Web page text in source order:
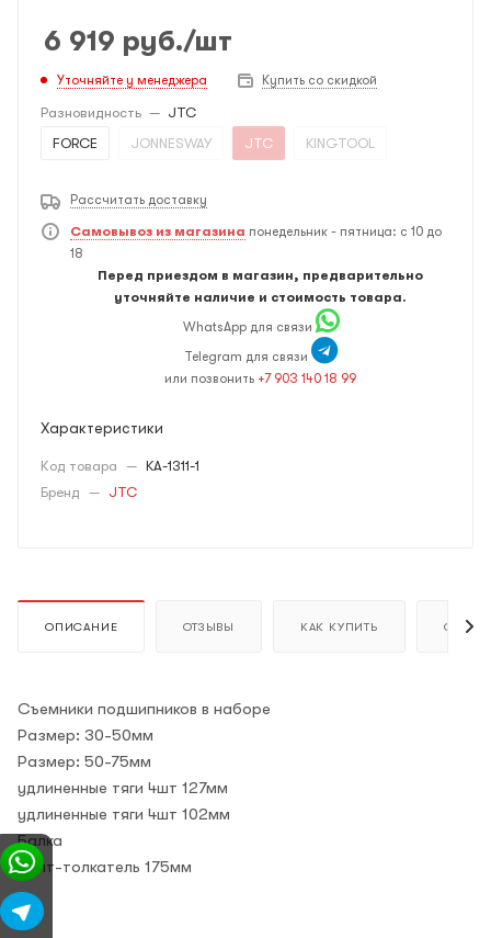
6 919 руб./шт
Уточняйте у менеджера Купить со скидкой
Разновидность — JTC
FORCE
JONNESWAY JTC KINGTOOL
Рассчитать доставку
Самовывоз из магазина понедельник - пятница: с 10 до
18
Перед приездом в магазин, предварительно
уточняйте наличие и стоимость товара.
WhatsApp для связи
Telegram для связи
или позвонить +7 903 140 18 99
Характеристики
Код товара — KA-1311-1
Бренд — JTC
ОПИСАНИЕ ОТЗЫВЫ КАК КУПИТЬ ОПЛАТА
Съемники подшипников в наборе
Размер: 30-50мм
Размер: 50-75мм
удлиненные тяги 4шт 127мм
удлиненные тяги 4шт 102мм
Балка
Болт-толкатель 175мм